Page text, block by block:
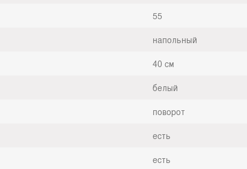
55
напольный
40 см
белый
поворот
есть
есть